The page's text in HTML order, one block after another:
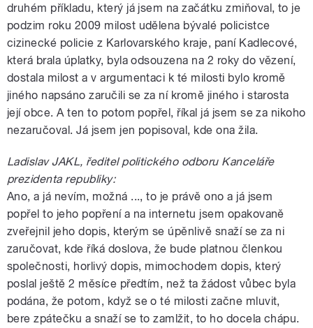
druhém příkladu, který já jsem na začátku zmiňoval, to je
podzim roku 2009 milost udělena bývalé policistce
cizinecké policie z Karlovarského kraje, paní Kadlecové,
která brala úplatky, byla odsouzena na 2 roky do vězení,
dostala milost a v argumentaci k té milosti bylo kromě
jiného napsáno zaručili se za ní kromě jiného i starosta
její obce. A ten to potom popřel, říkal já jsem se za nikoho
nezaručoval. Já jsem jen popisoval, kde ona žila.
Ladislav JAKL, ředitel politického odboru Kanceláře
prezidenta republiky:
Ano, a já nevím, možná ..., to je právě ono a já jsem
popřel to jeho popření a na internetu jsem opakovaně
zveřejnil jeho dopis, kterým se úpěnlivě snaží se za ni
zaručovat, kde říká doslova, že bude platnou členkou
společnosti, horlivý dopis, mimochodem dopis, který
poslal ještě 2 měsíce předtím, než ta žádost vůbec byla
podána, že potom, když se o té milosti začne mluvit,
bere zpátečku a snaží se to zamlžit, to ho docela chápu.